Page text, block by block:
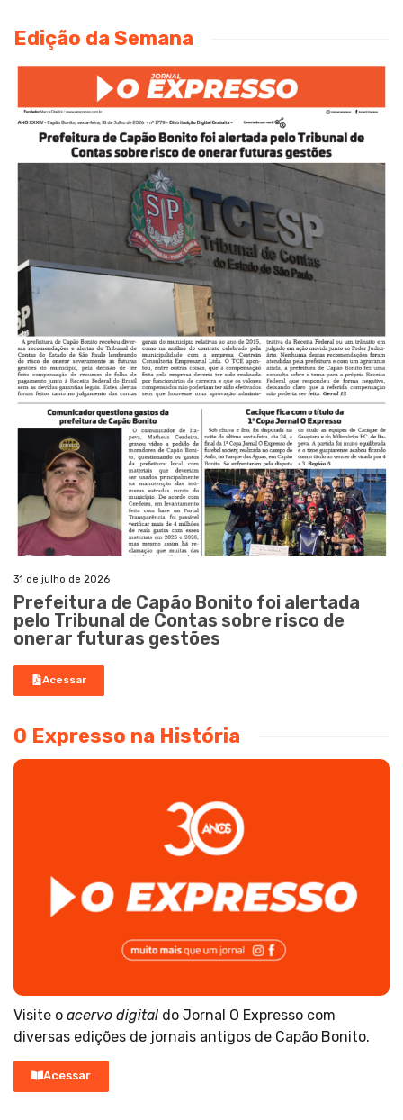
Edição da Semana
31 de julho de 2026
Prefeitura de Capão Bonito foi alertada
pelo Tribunal de Contas sobre risco de
onerar futuras gestões
Acessar
O Expresso na História
Visite o acervo digital do Jornal O Expresso com
diversas edições de jornais antigos de Capão Bonito.
Acessar